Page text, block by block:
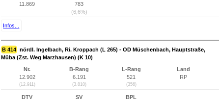
11.869
783
(6,6%)
Infos...
B 414 nördl. Ingelbach, Ri. Kroppach (L 265) - OD Müschenbach, Hauptstraße,
Müba (Zst. Weg Marzhausen) (K 10)
Nr.
12.902
(12.911)
B-Rang
6.191
(3.810)
L-Rang
521
(356)
Land
RP
DTV
SV
BPL